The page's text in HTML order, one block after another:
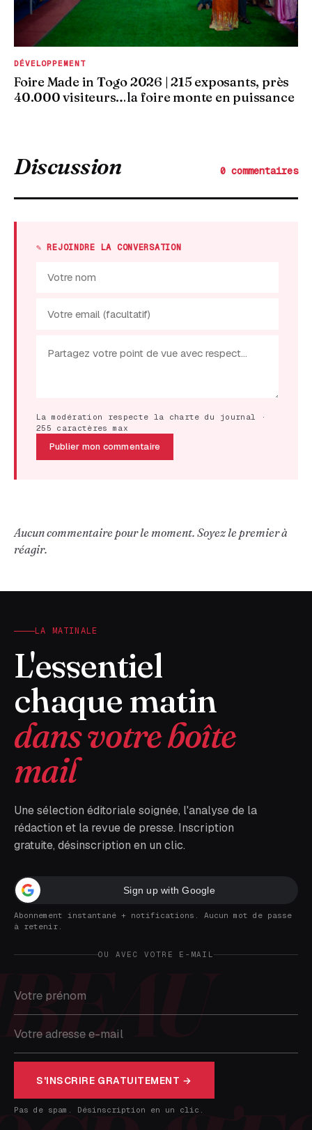
DÉVELOPPEMENT
Foire Made in Togo 2026 | 215 exposants, près
40.000 visiteurs…la foire monte en puissance
Discussion 0 commentaires
✎ REJOINDRE LA CONVERSATION
La modération respecte la charte du journal ·
255 caractères max
Publier mon commentaire
Aucun commentaire pour le moment. Soyez le premier à
réagir.
LA MATINALE
L'essentiel
chaque matin
dans votre boîte
mail
Une sélection éditoriale soignée, l'analyse de la
rédaction et la revue de presse. Inscription
gratuite, désinscription en un clic.
Sign up with Google
Abonnement instantané + notifications. Aucun mot de passe
à retenir.
OU AVEC VOTRE E-MAIL
S'INSCRIRE GRATUITEMENT →
Pas de spam. Désinscription en un clic.